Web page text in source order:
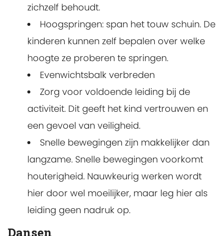
zichzelf behoudt.
Hoogspringen: span het touw schuin. De
kinderen kunnen zelf bepalen over welke
hoogte ze proberen te springen.
Evenwichtsbalk verbreden
Zorg voor voldoende leiding bij de
activiteit. Dit geeft het kind vertrouwen en
een gevoel van veiligheid.
Snelle bewegingen zijn makkelijker dan
langzame. Snelle bewegingen voorkomt
houterigheid. Nauwkeurig werken wordt
hier door wel moeilijker, maar leg hier als
leiding geen nadruk op.
Dansen